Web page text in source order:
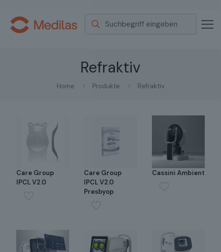
Refraktiv
Home Produkte Refraktiv
Care Group
IPCL V2.0
Care Group
IPCL V2.0
Presbyop
Cassini Ambient